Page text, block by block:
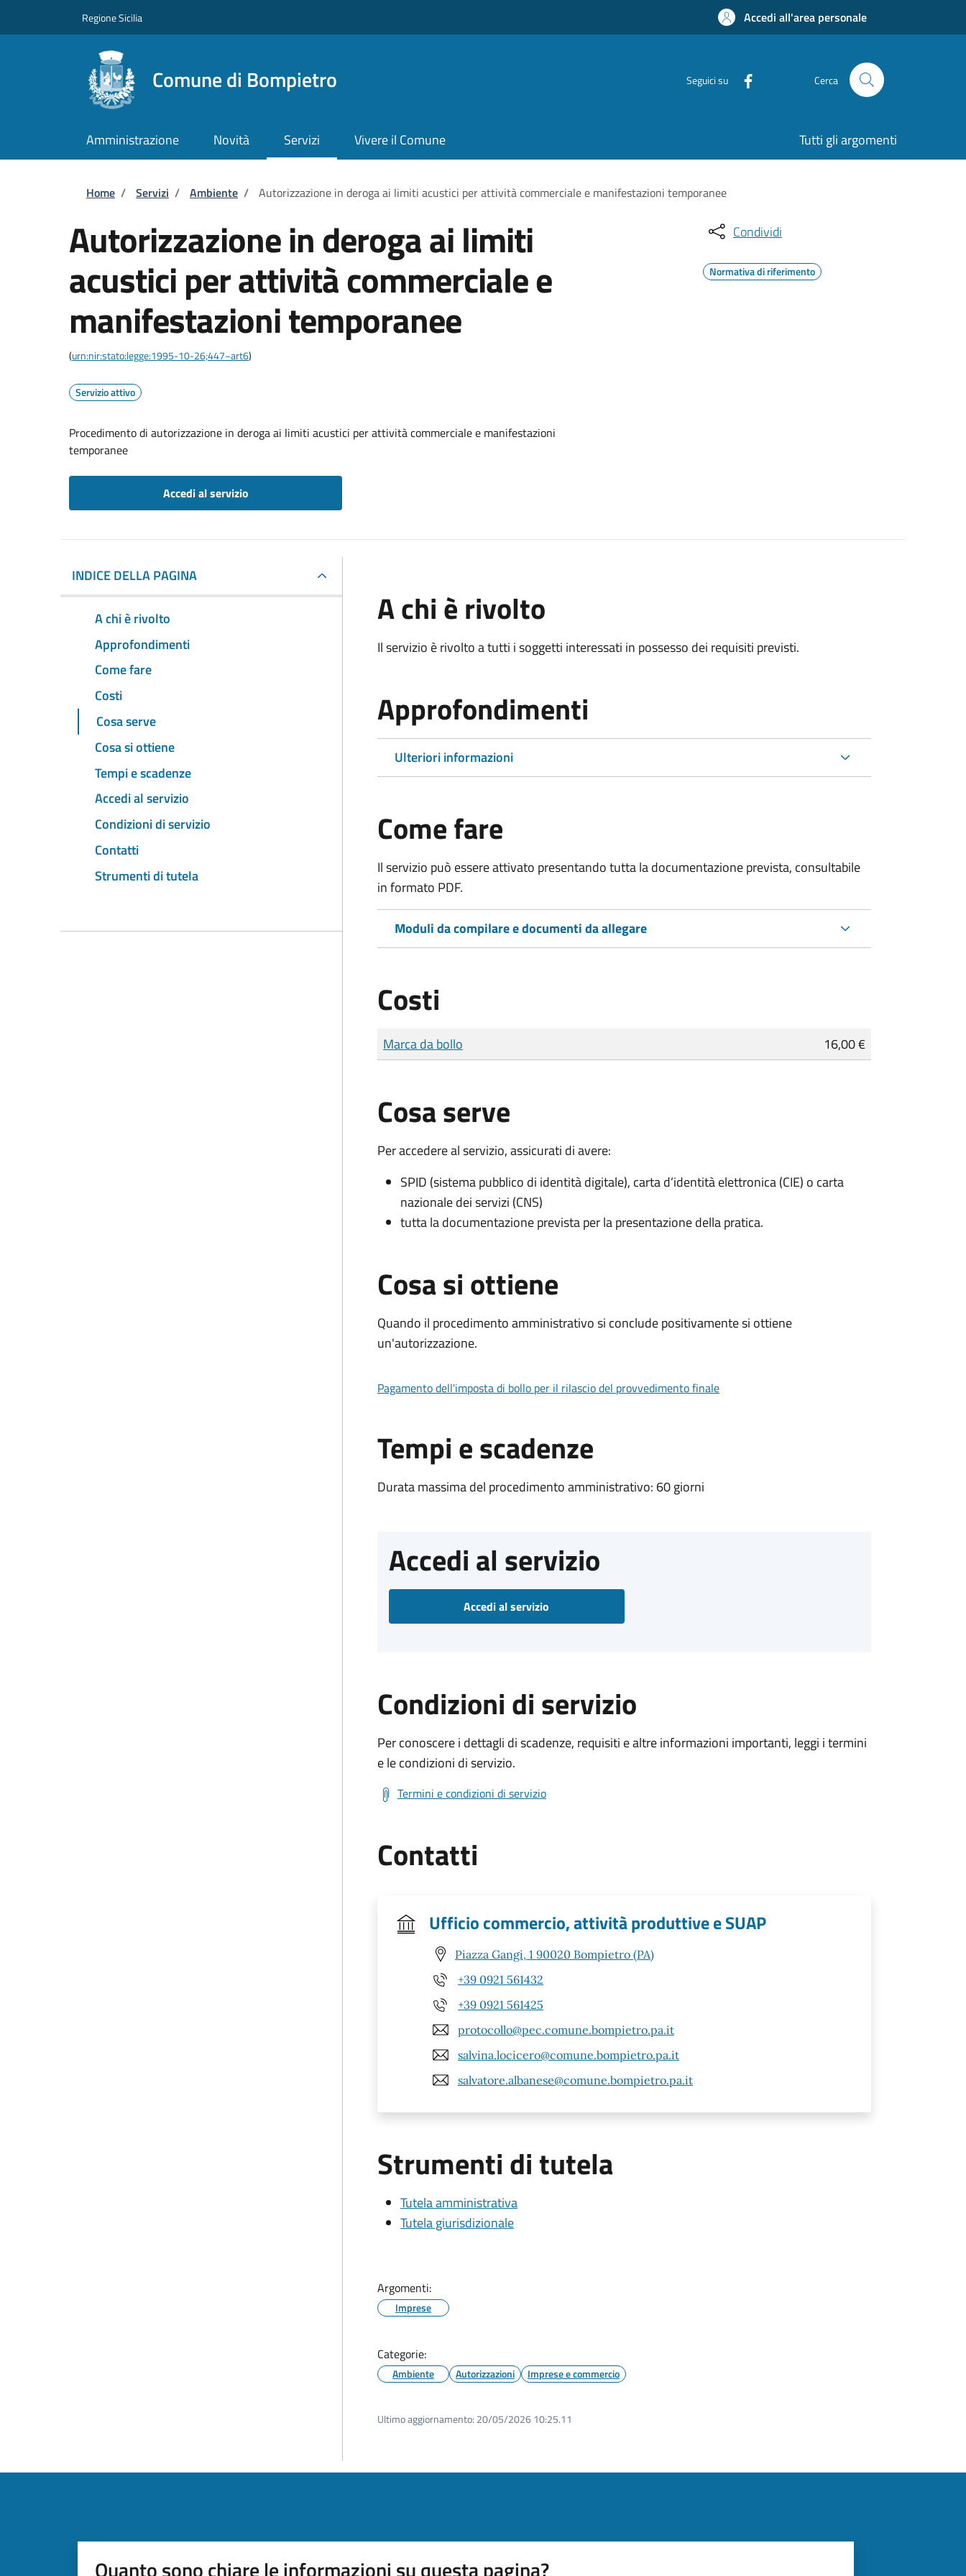
Regione Sicilia Accedi all'area personale
Comune di Bompietro Seguici su Cerca
Amministrazione Novità Servizi Vivere il Comune Tutti gli argomenti
Briciole di pane
Home / Servizi / Ambiente / Autorizzazione in deroga ai limiti acustici per attività commerciale e manifestazioni temporanee
Autorizzazione in deroga ai limiti
acustici per attività commerciale e
manifestazioni temporanee
(urn:nir:stato:legge:1995-10-26;447~art6)
Servizio attivo
Procedimento di autorizzazione in deroga ai limiti acustici per attività commerciale e manifestazioni
temporanee
Accedi al servizio
Condividi
Normativa di riferimento
INDICE DELLA PAGINA
A chi è rivolto
Approfondimenti
Come fare
Costi
Cosa serve
Cosa si ottiene
Tempi e scadenze
Accedi al servizio
Condizioni di servizio
Contatti
Strumenti di tutela
A chi è rivolto
Il servizio è rivolto a tutti i soggetti interessati in possesso dei requisiti previsti.
Approfondimenti
Ulteriori informazioni
Come fare
Il servizio può essere attivato presentando tutta la documentazione prevista, consultabile
in formato PDF.
Moduli da compilare e documenti da allegare
Costi
Tipo di pagamento
Importo
Marca da bollo 16,00 €
Cosa serve
Per accedere al servizio, assicurati di avere:
SPID (sistema pubblico di identità digitale), carta d’identità elettronica (CIE) o carta
nazionale dei servizi (CNS)
tutta la documentazione prevista per la presentazione della pratica.
Cosa si ottiene
Quando il procedimento amministrativo si conclude positivamente si ottiene
un'autorizzazione.
Pagamento dell'imposta di bollo per il rilascio del provvedimento finale
Tempi e scadenze
Durata massima del procedimento amministrativo: 60 giorni
Accedi al servizio
Accedi al servizio
Condizioni di servizio
Per conoscere i dettagli di scadenze, requisiti e altre informazioni importanti, leggi i termini
e le condizioni di servizio.
Termini e condizioni di servizio
Contatti
Ufficio commercio, attività produttive e SUAP
Piazza Gangi, 1 90020 Bompietro (PA)
+39 0921 561432
+39 0921 561425
protocollo@pec.comune.bompietro.pa.it
salvina.locicero@comune.bompietro.pa.it
salvatore.albanese@comune.bompietro.pa.it
Strumenti di tutela
Tutela amministrativa
Tutela giurisdizionale
Argomenti:
Imprese
Categorie:
Ambiente Autorizzazioni Imprese e commercio
Ultimo aggiornamento: 20/05/2026 10:25.11